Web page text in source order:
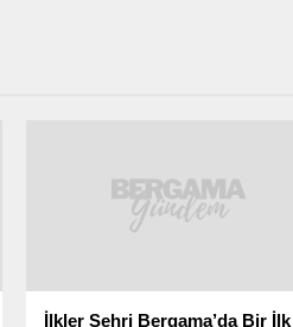
İlkler Şehri Bergama’da Bir İlk